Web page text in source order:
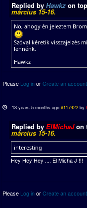
Replied by Hawkz on
március 15-16.
No, ahogy én jeleztem
Szóval kéretik visszajelzés
lennénk.
Hawkz
Please Log inorCreate an account
13 years 5 months ago #117422 by
Replied by ElMichaJon
március 15-16.
interesting
Hey Hey Hey .... El Micha J !!!
Please Log inorCreate an account